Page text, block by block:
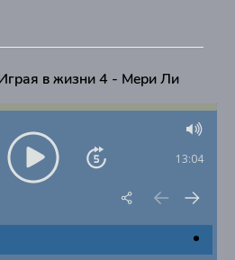
в жизни 4 - Мери Ли
13:04